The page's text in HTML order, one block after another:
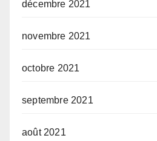
décembre 2021
novembre 2021
octobre 2021
septembre 2021
août 2021